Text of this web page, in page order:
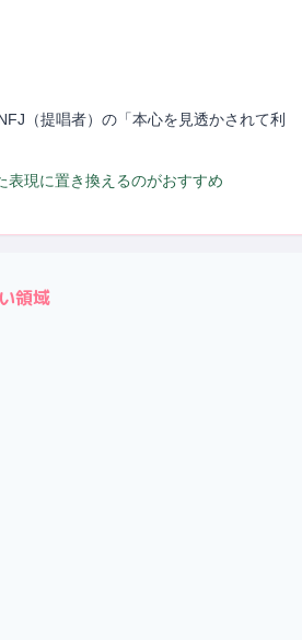
（提唱者）の「本心を見透かされて利
表現に置き換えるのがおすすめ
領域